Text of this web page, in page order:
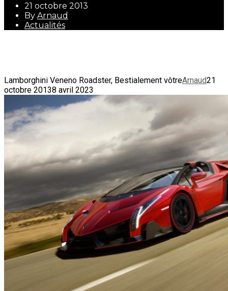
21 octobre 2013
By Arnaud
Actualités
Lamborghini Veneno Roadster, Bestialement vôtreArnaud21
octobre 20138 avril 2023